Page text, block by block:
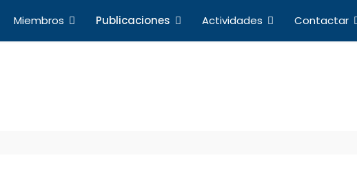
Miembros Publicaciones Actividades Contactar